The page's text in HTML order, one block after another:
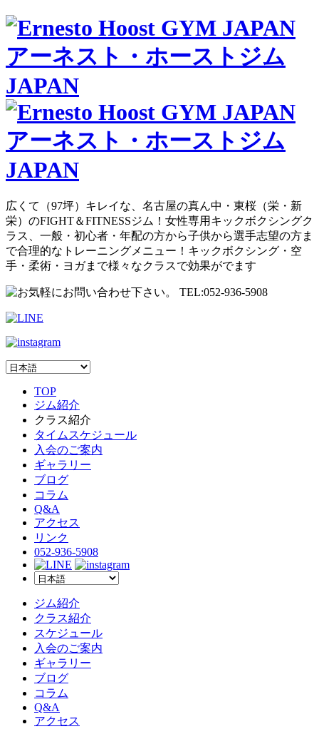
広くて（97坪）キレイな、名古屋の真ん中・東桜（栄・新
栄）のFIGHT＆FITNESSジム！女性専用キックボクシングク
ラス、一般・初心者・年配の方から子供から選手志望の方ま
で合理的なトレーニングメニュー！キックボクシング・空
手・柔術・ヨガまで様々なクラスで効果がでます
TOP
ジム紹介
クラス紹介
タイムスケジュール
入会のご案内
ギャラリー
ブログ
コラム
Q&A
アクセス
リンク
052-936-5908
ジム紹介
クラス紹介
スケジュール
入会のご案内
ギャラリー
ブログ
コラム
Q&A
アクセス